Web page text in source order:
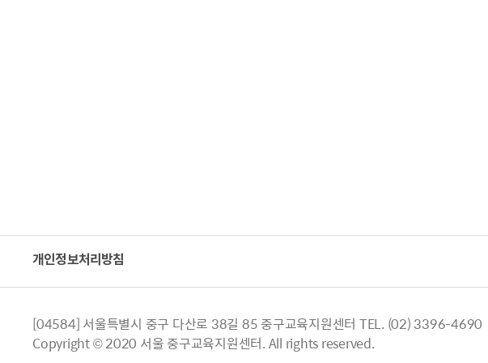
개인정보처리방침
[04584] 서울특별시 중구 다산로 38길 85 중구교육지원센터 TEL. (02) 3396-4690
Copyright © 2020 서울 중구교육지원센터. All rights reserved.